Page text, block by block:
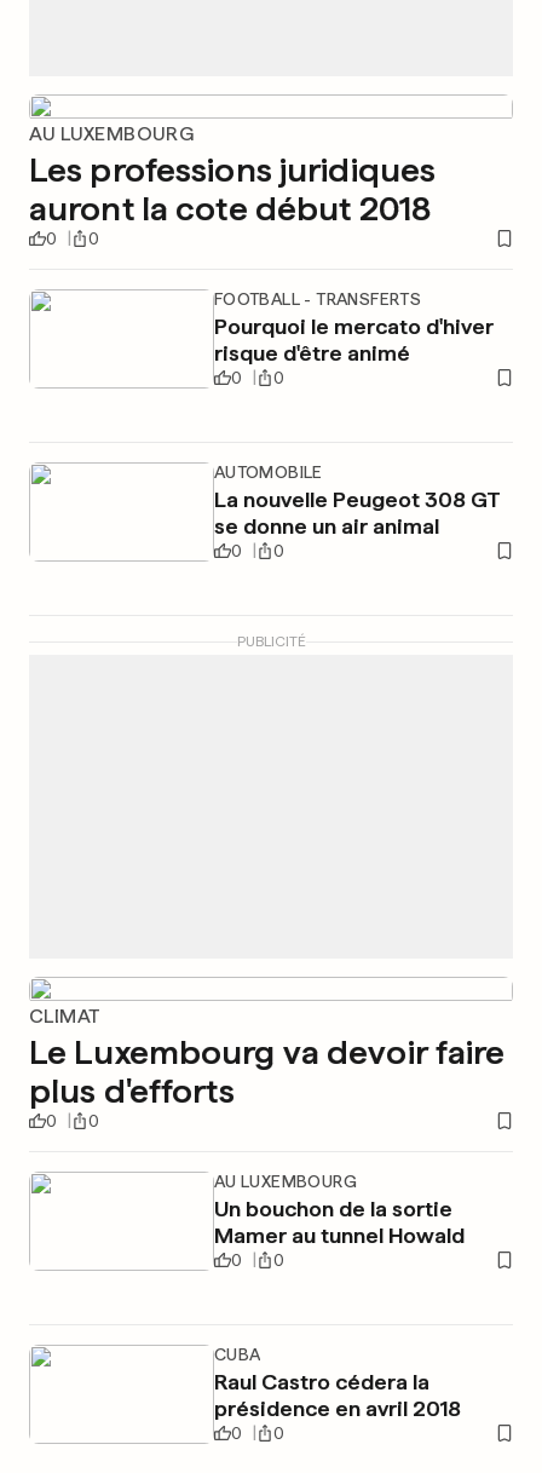
AU LUXEMBOURG
Les professions juridiques
auront la cote début 2018
0 0
FOOTBALL - TRANSFERTS
Pourquoi le mercato d'hiver
risque d'être animé
0 0
AUTOMOBILE
La nouvelle Peugeot 308 GT
se donne un air animal
0 0
PUBLICITÉ
CLIMAT
Le Luxembourg va devoir faire
plus d'efforts
0 0
AU LUXEMBOURG
Un bouchon de la sortie
Mamer au tunnel Howald
0 0
CUBA
Raul Castro cédera la
présidence en avril 2018
0 0